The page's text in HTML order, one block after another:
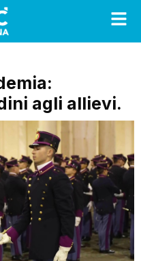
agli allievi.